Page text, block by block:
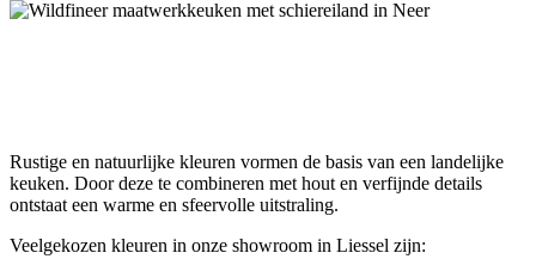
Rustige en natuurlijke kleuren vormen de basis van een landelijke
keuken. Door deze te combineren met hout en verfijnde details
ontstaat een warme en sfeervolle uitstraling.
Veelgekozen kleuren in onze showroom in Liessel zijn: